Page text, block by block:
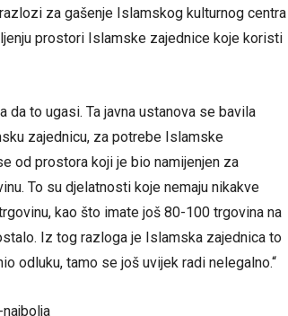
za gašenje Islamskog kulturnog centra
prostori Islamske zajednice koje koristi
da to ugasi. Ta javna ustanova se bavila
zajednicu, za potrebe Islamske
od prostora koji je bio namijenjen za
To su djelatnosti koje nemaju nikakve
kao što imate još 80-100 trgovina na
Iz tog razloga je Islamska zajednica to
odluku, tamo se još uvijek radi nelegalno.“